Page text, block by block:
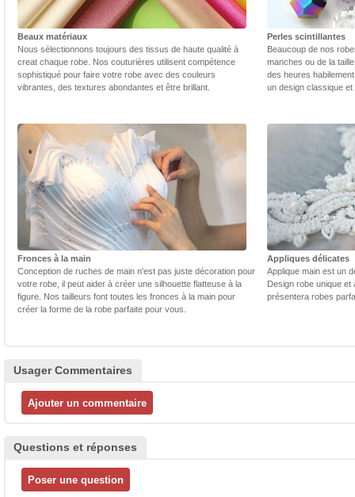
Beaux matériaux
Nous sélectionnons toujours des tissus de haute qualité à
creat chaque robe. Nos couturières utilisent compétence
sophistiqué pour faire votre robe avec des couleurs
vibrantes, des textures abondantes et être brillant.
Perles scintillantes
Beaucoup de nos
manches ou de la
des heures
un design classique
Fronces à la main
Conception de ruches de main n'est pas juste décoration pour
votre robe, il peut aider à créer une silhouette flatteuse à la
figure. Nos tailleurs font toutes les fronces à la main pour
créer la forme de la robe parfaite pour vous.
Appliques délicates
Applique main est un
Design robe unique
présentera robes
Usager Commentaires
Questions et réponses